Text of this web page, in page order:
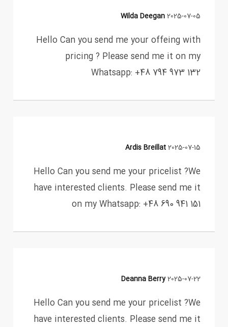
Wilda Deegan2025-07-05
Hello Can you send me your offeing with
pricing ? Please send me it on my
Whatsapp: +48 794 973 132
Ardis Breillat2025-07-15
Hello Can you send me your pricelist ?We
have interested clients. Please send me it
on my Whatsapp: +48 690 941 151
Deanna Berry2025-07-22
Hello Can you send me your pricelist ?We
have interested clients. Please send me it